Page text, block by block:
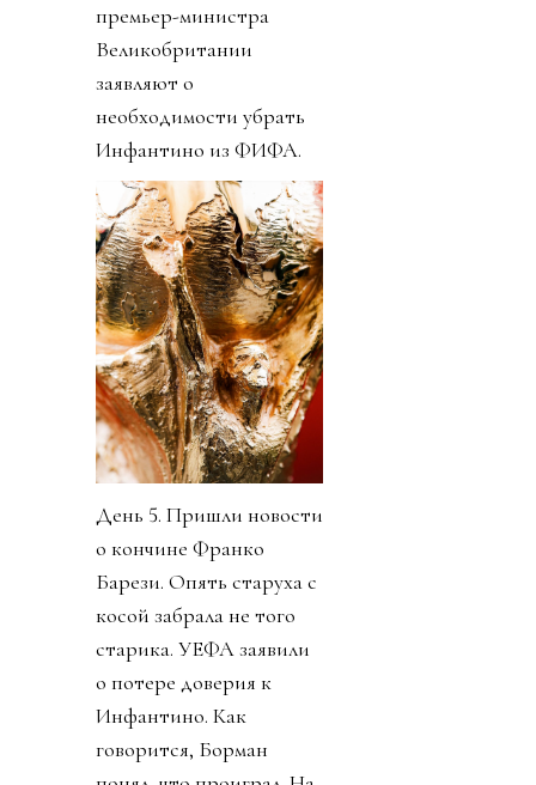
премьер-министра
Великобритании
заявляют о
необходимости убрать
Инфантино из ФИФА.
День 5. Пришли новости
о кончине Франко
Барези. Опять старуха с
косой забрала не того
старика. УЕФА заявили
о потере доверия к
Инфантино. Как
говорится, Борман